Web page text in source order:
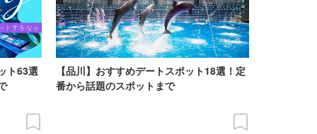
ト63選
【品川】おすすめデートスポット18選！定
番から話題のスポットまで